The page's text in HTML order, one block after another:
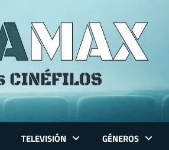
TELEVISIÓN GÉNEROS